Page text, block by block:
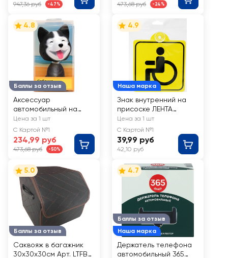
947,36 руб -47% 473,68 руб -24%
Баллы за отзыв
4.8
Аксессуар
автомобильный на
приборную панель
Собачка с кивающей
головой 9x5см, Арт.
SHP-001
Цена за 1 шт
С Картой №1
234,99 руб
473,68 руб -50%
Наша марка
4.9
Знак внутренний на
присоске ЛЕНТА
Инвалид 15х15см, Арт.
L-ТА-004
Цена за 1 шт
С Картой №1
39,99 руб
42,10 руб
Баллы за отзыв
5.0
Саквояж в багажник
30х30х30см Арт. LTFB-
Баллы за отзыв
Наша марка
4.7
Держатель телефона
автомобильный 365